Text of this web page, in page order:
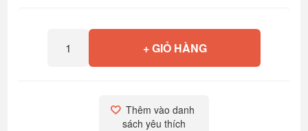
+ GIỎ HÀNG
Thêm vào danh
sách yêu thích